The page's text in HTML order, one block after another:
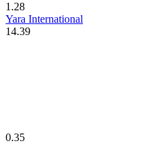
1.28
Yara International
14.39
0.35